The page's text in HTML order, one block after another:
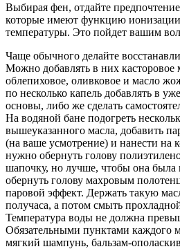
Выбирая фен, отдайте
которые имеют функцию ионизации
температуры. Это пойдет вашим
Чаще обычного делайте
Можно добавлять в них касторовое
облепиховое, оливковое и масло
по несколько капель добавлять в
основы, либо же сделать
На водяной бане подогреть
вышеуказанного масла, добавить
(на ваше усмотрение) и нанести на
нужно обернуть голову
шапочку, но лучше, чтобы она была
обернуть голову махровым
паровой эффект. Держать такую
получаса, а потом смыть
Температура воды не должна
Обязательными пунктами каждого
мягкий шампунь, бальзам-